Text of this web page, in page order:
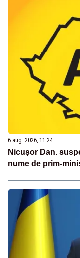
6 aug. 2026, 11:24
Nicușor Dan,
nume de prim-